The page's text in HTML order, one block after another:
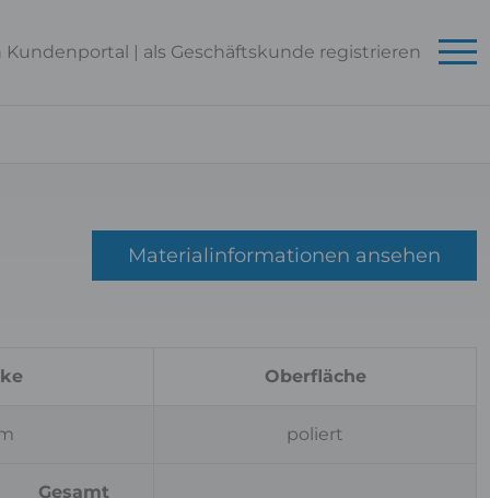
Kundenportal | als Geschäftskunde registrieren
Materialinformationen ansehen
Oberfläche
poliert
Gesamt